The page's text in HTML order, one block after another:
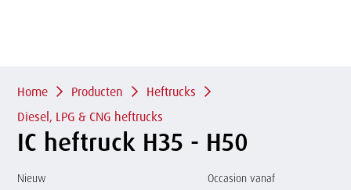
inhoud
Kruimelpad
Home Producten
Heftrucks
Diesel, LPG & CNG heftrucks
IC heftruck H35 - H50
Nieuw Occasion vanaf